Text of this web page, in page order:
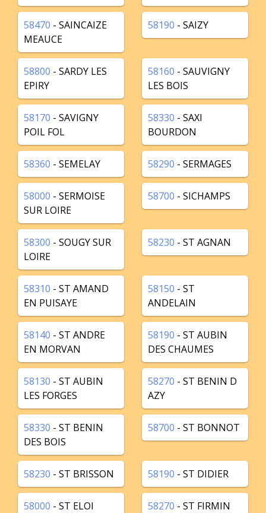
58470 - SAINCAIZE
MEAUCE
58190 - SAIZY
58800 - SARDY LES
EPIRY
58160 - SAUVIGNY
LES BOIS
58170 - SAVIGNY
POIL FOL
58330 - SAXI
BOURDON
58360 - SEMELAY 58290 - SERMAGES
58000 - SERMOISE
SUR LOIRE
58700 - SICHAMPS
58300 - SOUGY SUR
LOIRE
58230 - ST AGNAN
58310 - ST AMAND
EN PUISAYE
58150 - ST
ANDELAIN
58140 - ST ANDRE
EN MORVAN
58190 - ST AUBIN
DES CHAUMES
58130 - ST AUBIN
LES FORGES
58270 - ST BENIN D
AZY
58330 - ST BENIN
DES BOIS
58700 - ST BONNOT
58230 - ST BRISSON 58190 - ST DIDIER
58000 - ST ELOI 58270 - ST FIRMIN